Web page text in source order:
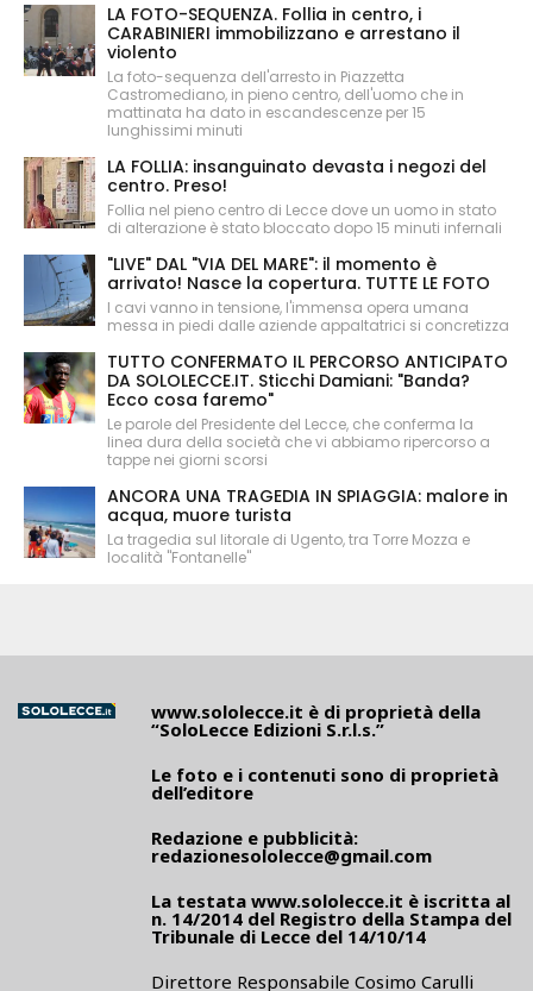
LA FOTO-SEQUENZA. Follia in centro, i
CARABINIERI immobilizzano e arrestano il
violento
La foto-sequenza dell'arresto in Piazzetta
Castromediano, in pieno centro, dell'uomo che in
mattinata ha dato in escandescenze per 15
lunghissimi minuti
LA FOLLIA: insanguinato devasta i negozi del
centro. Preso!
Follia nel pieno centro di Lecce dove un uomo in stato
di alterazione è stato bloccato dopo 15 minuti infernali
"LIVE" DAL "VIA DEL MARE": il momento è
arrivato! Nasce la copertura. TUTTE LE FOTO
I cavi vanno in tensione, l'immensa opera umana
messa in piedi dalle aziende appaltatrici si concretizza
TUTTO CONFERMATO IL PERCORSO ANTICIPATO
DA SOLOLECCE.IT. Sticchi Damiani: "Banda?
Ecco cosa faremo"
Le parole del Presidente del Lecce, che conferma la
linea dura della società che vi abbiamo ripercorso a
tappe nei giorni scorsi
ANCORA UNA TRAGEDIA IN SPIAGGIA: malore in
acqua, muore turista
La tragedia sul litorale di Ugento, tra Torre Mozza e
località "Fontanelle"
www.sololecce.it è di proprietà della
“SoloLecce Edizioni S.r.l.s.”
Le foto e i contenuti sono di proprietà
dell’editore
Redazione e pubblicità:
redazionesololecce@gmail.com
La testata www.sololecce.it è iscritta al
n. 14/2014 del Registro della Stampa del
Tribunale di Lecce del 14/10/14
Direttore Responsabile Cosimo Carulli